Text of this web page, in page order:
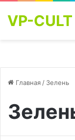
VP-CULT
Главная / Зелень